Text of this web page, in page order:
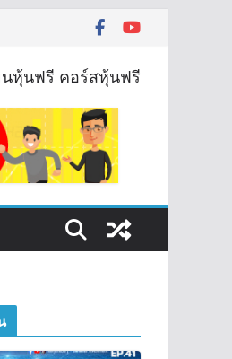
หุ้นฟรี คอร์สหุ้นฟรี